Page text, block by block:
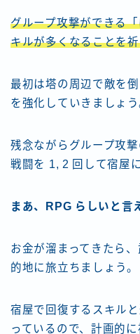
グループ攻撃ができる
キルが多くなることを
最初は塔の周辺で敵を
を強化していきましょう
残念ながらグループ攻
戦闘を 1, 2 回して宿屋
まあ、RPG らしいと言
お金が溜まってきたら
的地に旅立ちましょう。
宿屋で回復するスキル
っているので、計画的